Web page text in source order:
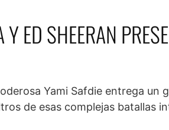
ED SHEERAN
Yami Safdie entrega un
de esas complejas batallas